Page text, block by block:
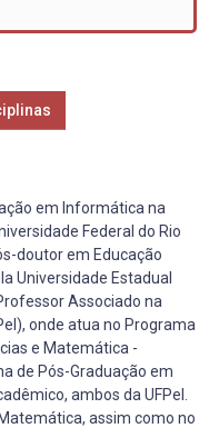
em Informática na
Federal do Rio
doutor em Educação
Universidade Estadual
Associado na
onde atua no Programa
e Matemática -
de Pós-Graduação em
ambos da UFPel.
assim como no